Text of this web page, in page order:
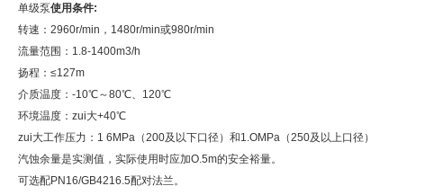
单级泵使用条件:
转速：2960r/min，1480r/min或980r/min
流量范围：1.8-1400m3/h
扬程：≤127m
介质温度：-10℃～80℃、120℃
环境温度：zui大+40℃
zui大工作压力：1 6MPa（200及以下口径）和1.OMPa（250及以上口径）
汽蚀余量是实测值，实际使用时应加O.5m的安全裕量。
可选配PN16/GB4216.5配对法兰。